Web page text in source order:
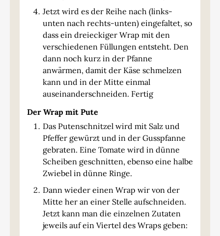
Jetzt wird es der Reihe nach (links-
unten nach rechts-unten) eingefaltet, so
dass ein dreieckiger Wrap mit den
verschiedenen Füllungen entsteht. Den
dann noch kurz in der Pfanne
anwärmen, damit der Käse schmelzen
kann und in der Mitte einmal
auseinanderschneiden. Fertig
Der Wrap mit Pute
Das Putenschnitzel wird mit Salz und
Pfeffer gewürzt und in der Gusspfanne
gebraten. Eine Tomate wird in dünne
Scheiben geschnitten, ebenso eine halbe
Zwiebel in dünne Ringe.
Dann wieder einen Wrap wir von der
Mitte her an einer Stelle aufschneiden.
Jetzt kann man die einzelnen Zutaten
jeweils auf ein Viertel des Wraps geben: